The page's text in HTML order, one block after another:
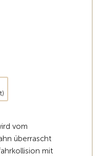
vom
überrascht
mit